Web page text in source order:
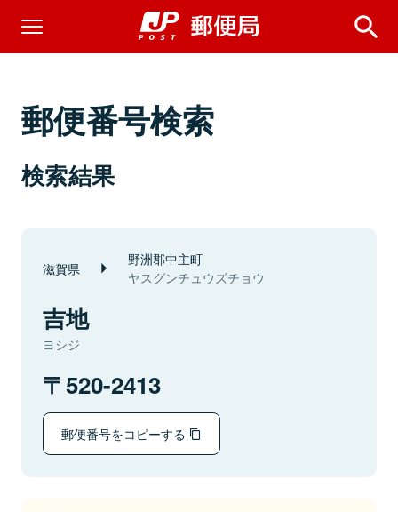
郵便番号検索
検索結果
滋賀県 野洲郡中主町
ヤスグンチュウズチョウ
吉地
ヨシジ
520-2413
郵便番号をコピーする